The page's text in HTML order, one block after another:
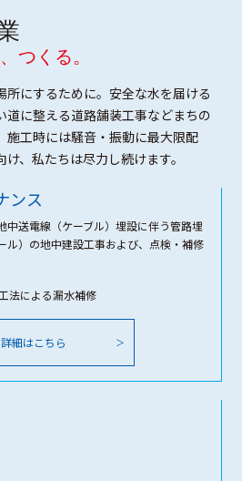
つくる。
所にするために。安全な水を届ける
道に整える道路舗装工事などまちの
施工時には騒音・振動に最大限配
、私たちは尽力し続けます。
ンス
中送電線（ケーブル）埋設に伴う管路埋
ル）の地中建設工事および、点検・補修
法による漏水補修
詳細はこちら